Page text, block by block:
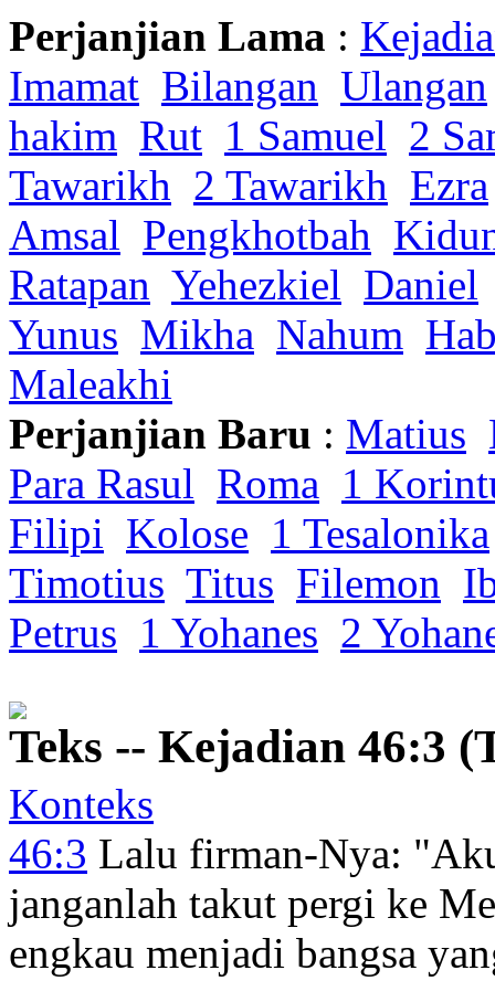
Perjanjian Lama :
Imamat Bilangan Ulangan
hakim Rut 1 Samuel 2
Tawarikh 2 Tawarikh Ezra
Amsal Pengkhotbah
Ratapan Yehezkiel Daniel
Yunus Mikha Nahum
Maleakhi
Perjanjian Baru : Matius
Para Rasul Roma 1
Filipi Kolose 1 Tesalonika
Timotius Titus Filemon
Petrus 1 Yohanes 2
Teks -- Kejadian 46:3
Konteks
46:3 Lalu firman-Nya:
janganlah takut pergi ke
engkau menjadi bangsa